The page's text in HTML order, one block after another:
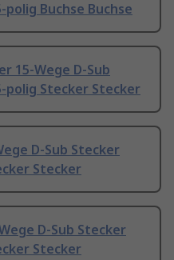
Buchse Buchse
15-Wege D-Sub
polig Stecker Stecker
D-Sub Stecker
Stecker
D-Sub Stecker
Stecker